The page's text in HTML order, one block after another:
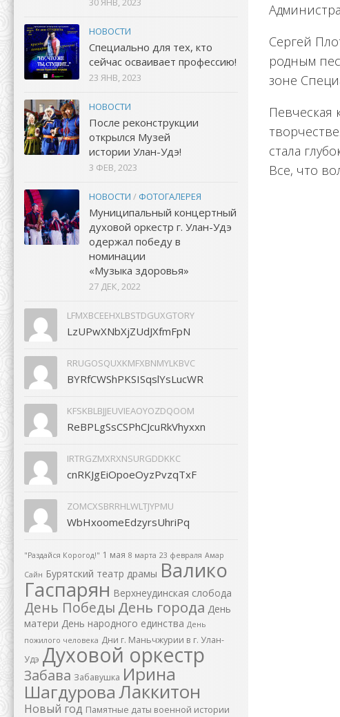
Сергей
родным
зоне
Певческая
стала
Все, что
НОВОСТИ
Специально для тех, кто
сейчас осваивает профессию!
23 ЯНВ, 2023
НОВОСТИ
После реконструкции
открылся Музей
истории Улан-Удэ!
3 ФЕВ, 2023
НОВОСТИ / ФОТОГАЛЕРЕЯ
Муниципальный концертный
духовой оркестр г. Улан-Удэ
одержал победу в
номинации
«Музыка здоровья»
27 ДЕК, 2022
LFMXBCEEHXLBSTDGUXGTORY
LzUPwXNbXjZUdJXfmFpN
RRUGOSQUXKMFXBNMYLKBVC
BYRfCWShPKSISqslYsLucWR
KFSKBLBJJEUVIEAOYOZDQOOM
ReBPLgSsCSPhCJcuRkVhyxxn
IRTRGZMXRXNSURGDDKKC
cnRKJgEiOpoeOyzPvzqTxF
ZOMCXSBRRHLWLTJYPMU
WbHxoomeEdzyrsUhriPq
"Раздайся Корогод!" 1 мая 8 марта 23 февраля Амар
Сайн Бурятский театр драмы Валико
Гаспарян Верхнеудинская слобода
День Победы День города День
матери День народного единства День
пожилого человека Дни г. Маньчжурии в г. Улан-
Удэ Духовой оркестр
Забава Забавушка Ирина
ШагдуроваЛаккитон
Новый год Памятные даты военной истории